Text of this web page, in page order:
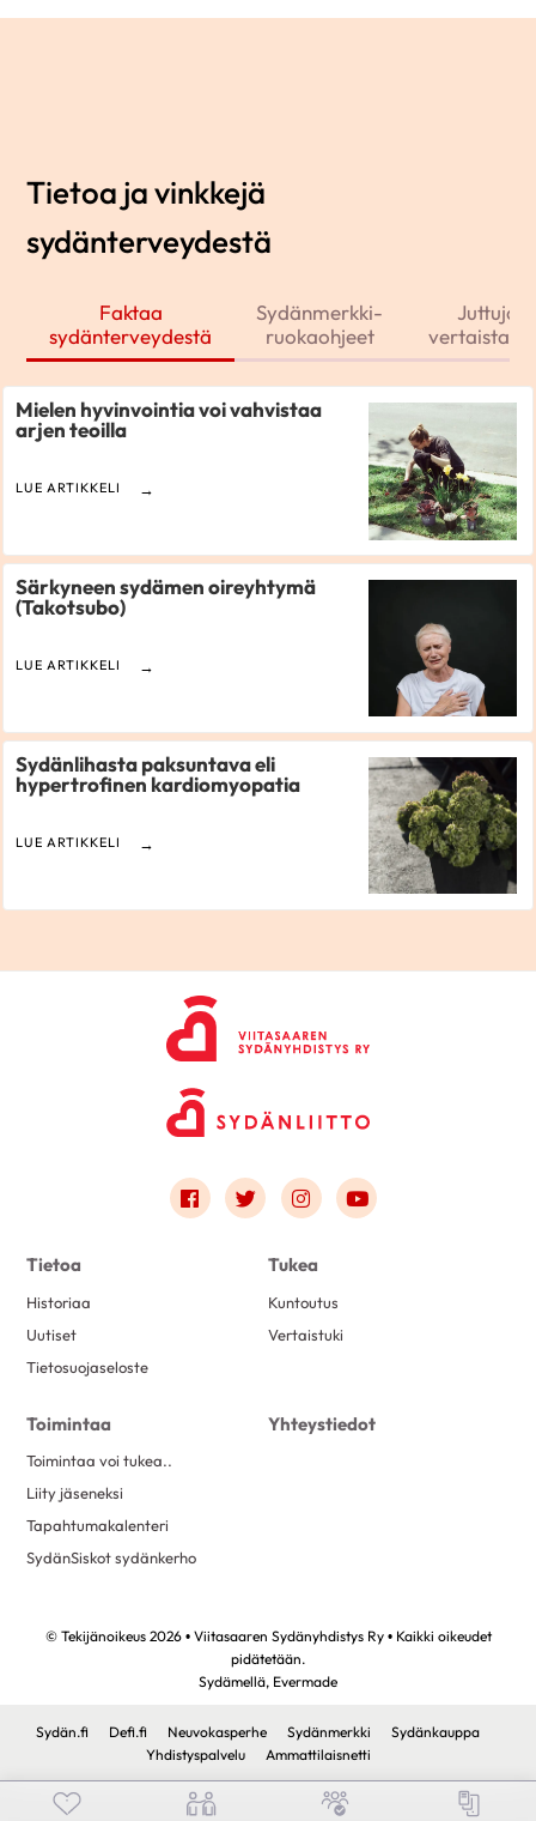
Tietoa ja vinkkejä
sydänterveydestä
Faktaa
sydänterveydestä
Sydänmerkki-
ruokaohjeet
Juttuja
Mielen hyvinvointia voi vahvistaa
arjen teoilla
LUE ARTIKKELI
Särkyneen sydämen oireyhtymä
(Takotsubo)
LUE ARTIKKELI
Sydänlihasta paksuntava eli
hypertrofinen kardiomyopatia
LUE ARTIKKELI
Link to facebook
Link to twitter
Link to instagram
Link to youtube
Tietoa
Historiaa
Uutiset
Tietosuojaseloste
Tukea
Kuntoutus
Vertaistuki
Toimintaa
Toimintaa voi tukea..
Liity jäseneksi
Tapahtumakalenteri
SydänSiskot sydänkerho
Yhteystiedot
© Tekijänoikeus 2026 • Viitasaaren Sydänyhdistys Ry • Kaikki oikeudet
pidätetään.
Sydämellä, Evermade
Sydän.fi Defi.fi Neuvokasperhe Sydänmerkki
Sydänkauppa
Yhdistyspalvelu
Ammattilaisnetti